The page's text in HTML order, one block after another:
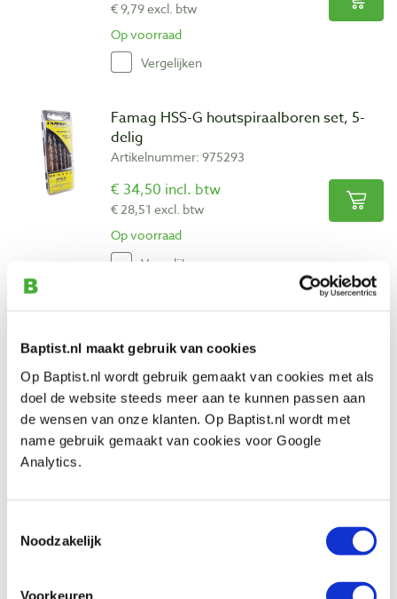
Baptist.nl maakt gebruik van cookies
Op Baptist.nl wordt gebruik gemaakt van cookies met als
doel de website steeds meer aan te kunnen passen aan
de wensen van onze klanten. Op Baptist.nl wordt met
name gebruik gemaakt van cookies voor Google
Analytics.
Noodzakelijk
Voorkeuren
€ 9,79 excl. btw
Op voorraad
Vergelijken
Famag HSS-G houtspiraalboren set, 5-
delig
Artikelnummer: 975293
€ 34,50 incl. btw
€ 28,51 excl. btw
Op voorraad
Vergelijken
Famag houtspiraalboren set met vario
opsteekverzinker, 5-delig
Artikelnummer: 778950
€ 70,30 incl. btw
€ 58,10 excl. btw
Op voorraad